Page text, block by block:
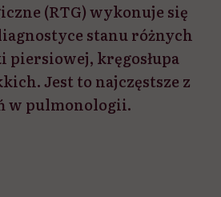
(RTG) wykonuje się
stanu różnych
piersiowej, kręgosłupa
Jest to najczęstsze z
w pulmonologii.